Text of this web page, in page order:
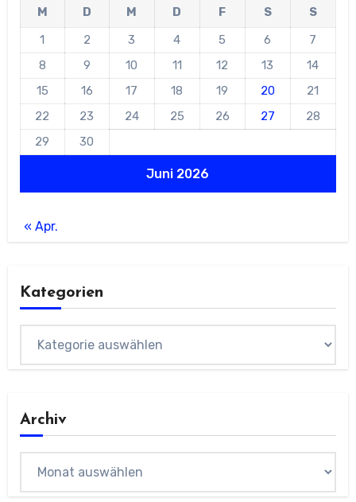
Juni 2026
M D M D F S
S
1
2 3 4 5 6
7
8
9 10 11 12 13
14
15
16 17 18 19 20
21
22
23 24 25 26 27
28
29
30
« Apr.
Kategorien
Archiv